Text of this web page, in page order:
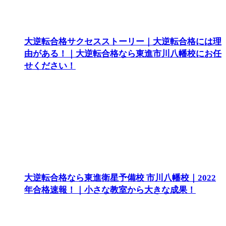
大逆転合格サクセスストーリー｜大逆転合格には理
由がある！｜大逆転合格なら東進市川八幡校にお任
せください！
大逆転合格なら東進衛星予備校 市川八幡校｜2022
年合格速報！｜小さな教室から大きな成果！